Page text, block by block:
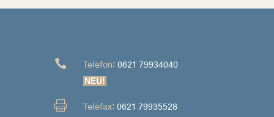
 Telefon: 0621 79934040
NEU!
 Telefax: 0621 79935528